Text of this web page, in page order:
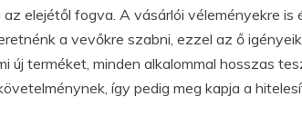
elejétől fogva. A vásárlói véleményekre is
a vevőkre szabni, ezzel az ő
új terméket, minden alkalommal hosszas
így pedig meg kapja a